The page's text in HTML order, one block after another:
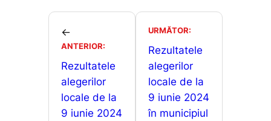
e
o
o
k
l
s
A
p
p
s
e
n
g
er
ta
a
z
ă
←
ANTERIOR:
Rezultatele
alegerilor
locale de la
9 iunie 2024
URMĂTOR:
Rezultatele
alegerilor
locale de la
9 iunie 2024
în municipiul